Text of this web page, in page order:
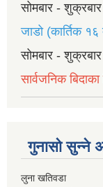
सोमबार -
जाडो (कार्तिक
सोमबार -
सार्वजनिक
गुनासो सुन्ने
लुना खतिवडा